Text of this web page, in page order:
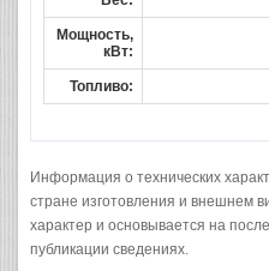
Мощность,
кВт:
Топливо:
Информация о технических
стране изготовления и внешнем
характер и основывается на
публикации сведениях.